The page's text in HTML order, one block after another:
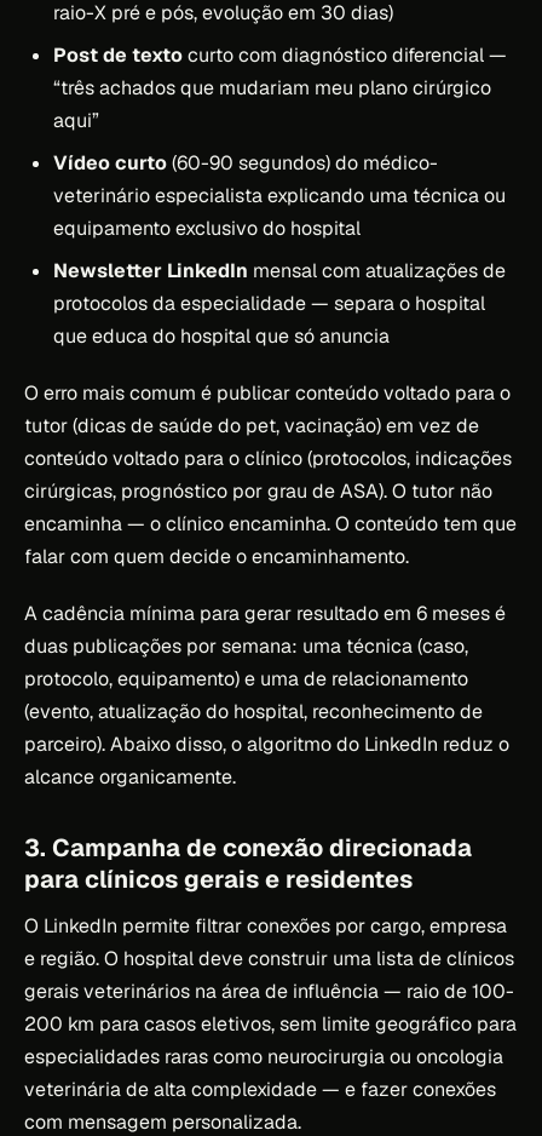
raio-X pré e pós, evolução em 30 dias)
Post de textocurto com diagnóstico diferencial —
“três achados que mudariam meu plano cirúrgico
aqui”
Vídeo curto(60-90 segundos) do médico-
veterinário especialista explicando uma técnica ou
equipamento exclusivo do hospital
Newsletter LinkedIn mensal com atualizações de
protocolos da especialidade — separa o hospital
que educa do hospital que só anuncia
O erro mais comum é publicar conteúdo voltado para o
tutor (dicas de saúde do pet, vacinação) em vez de
conteúdo voltado para o clínico (protocolos, indicações
cirúrgicas, prognóstico por grau de ASA). O tutor não
encaminha — o clínico encaminha. O conteúdo tem que
falar com quem decide o encaminhamento.
A cadência mínima para gerar resultado em 6 meses é
duas publicações por semana: uma técnica (caso,
protocolo, equipamento) e uma de relacionamento
(evento, atualização do hospital, reconhecimento de
parceiro). Abaixo disso, o algoritmo do LinkedIn reduz o
alcance organicamente.
3. Campanha de conexão direcionada
para clínicos gerais e residentes
O LinkedIn permite filtrar conexões por cargo, empresa
e região. O hospital deve construir uma lista de clínicos
gerais veterinários na área de influência — raio de 100-
200 km para casos eletivos, sem limite geográfico para
especialidades raras como neurocirurgia ou oncologia
veterinária de alta complexidade — e fazer conexões
com mensagem personalizada.